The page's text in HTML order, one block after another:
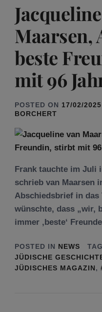
Maarsen,
beste
mit 96
POSTED ON 17/02/2025
BORCHERT
Frank tauchte im Juli
schrieb van Maarsen
Abschiedsbrief in das
wünschte, dass „wir,
immer ‚beste‘
POSTED IN NEWS
JÜDISCHE
JÜDISCHES MAGAZIN,